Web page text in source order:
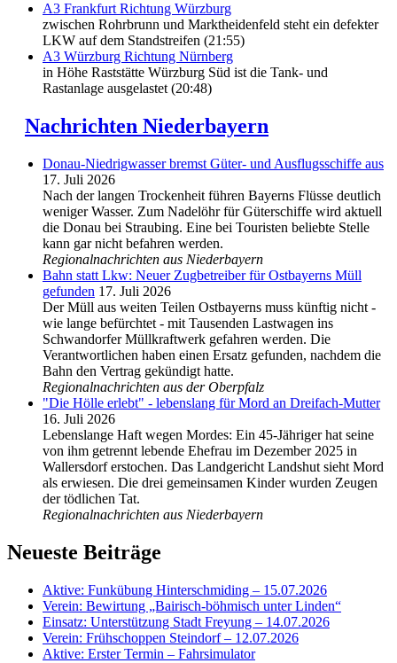
A3 Frankfurt Richtung Würzburg
zwischen Rohrbrunn und Marktheidenfeld steht ein defekter
LKW auf dem Standstreifen (21:55)
A3 Würzburg Richtung Nürnberg
in Höhe Raststätte Würzburg Süd ist die Tank- und
Rastanlage ausgelastet (20:48)
Nachrichten Niederbayern
Donau-Niedrigwasser bremst Güter- und Ausflugsschiffe aus
17. Juli 2026
Nach der langen Trockenheit führen Bayerns Flüsse deutlich
weniger Wasser. Zum Nadelöhr für Güterschiffe wird aktuell
die Donau bei Straubing. Eine bei Touristen beliebte Stelle
kann gar nicht befahren werden.
Regionalnachrichten aus Niederbayern
Bahn statt Lkw: Neuer Zugbetreiber für Ostbayerns Müll
gefunden 17. Juli 2026
Der Müll aus weiten Teilen Ostbayerns muss künftig nicht -
wie lange befürchtet - mit Tausenden Lastwagen ins
Schwandorfer Müllkraftwerk gefahren werden. Die
Verantwortlichen haben einen Ersatz gefunden, nachdem die
Bahn den Vertrag gekündigt hatte.
Regionalnachrichten aus der Oberpfalz
"Die Hölle erlebt" - lebenslang für Mord an Dreifach-Mutter
16. Juli 2026
Lebenslange Haft wegen Mordes: Ein 45-Jähriger hat seine
von ihm getrennt lebende Ehefrau im Dezember 2025 in
Wallersdorf erstochen. Das Landgericht Landshut sieht Mord
als erwiesen. Die drei gemeinsamen Kinder wurden Zeugen
der tödlichen Tat.
Regionalnachrichten aus Niederbayern
Neueste Beiträge
Aktive: Funkübung Hinterschmiding – 15.07.2026
Verein: Bewirtung „Bairisch-böhmisch unter Linden“
Einsatz: Unterstützung Stadt Freyung – 14.07.2026
Verein: Frühschoppen Steindorf – 12.07.2026
Aktive: Erster Termin – Fahrsimulator